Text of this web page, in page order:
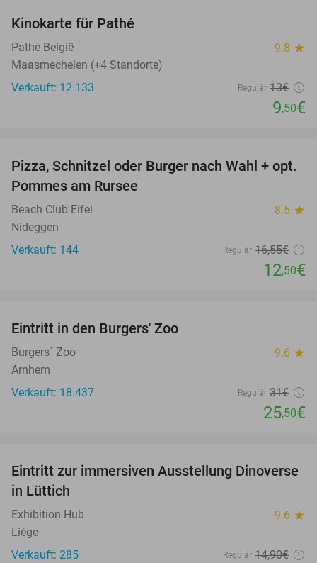
Kinokarte für Pathé
Pathé België 9.8 star
Maasmechelen (+4 Standorte)
Verkauft: 12.133
Regulär 13€
9,50€
24%
Pizza, Schnitzel oder Burger nach Wahl + opt.
Pommes am Rursee
Beach Club Eifel 8.5 star
Nideggen
Verkauft: 144
Regulär 16,55€
12,50€
Eintritt in den Burgers' Zoo
Burgers´ Zoo 9.6 star
Arnhem
Verkauft: 18.437
Regulär 31€
25,50€
20%
Eintritt zur immersiven Ausstellung Dinoverse
in Lüttich
Exhibition Hub 9.6 star
Liège
Verkauft: 285
Regulär 14,90€